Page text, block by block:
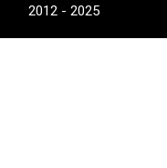
2012 - 2025